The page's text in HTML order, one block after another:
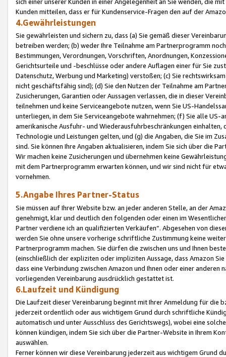
Kunden mitteilen, dass er für Kundenservice-Fragen den auf der
4.Gewährleistungen
Sie gewährleisten und sichern zu, dass (a) Sie gemäß dieser
betreiben werden; (b) weder Ihre Teilnahme am Partnerprogramm
Bestimmungen, Verordnungen, Vorschriften, Anordnungen,
Gerichtsurteile und -beschlüsse oder andere Auflagen einer für Sie
Datenschutz, Werbung und Marketing) verstoßen; (c) Sie
nicht geschäftsfähig sind); (d) Sie den Nutzen der Teilnahme am
Zusicherungen, Garantien oder Aussagen verlassen, die in dieser
teilnehmen und keine Serviceangebote nutzen, wenn Sie US-
unterliegen, in dem Sie Serviceangebote wahrnehmen; (f) Sie alle
amerikanische Ausfuhr- und Wiederausfuhrbeschränkungen
Technologie und Leistungen gelten, und (g) die Angaben, die Sie im
sind. Sie können Ihre Angaben aktualisieren, indem Sie sich über die
Wir machen keine Zusicherungen und übernehmen keine
mit dem Partnerprogramm erwarten können, und wir sind nicht für
vornehmen.
5.Angabe Ihres Partner-Status
Sie müssen auf Ihrer Website bzw. an jeder anderen Stelle, an der
genehmigt, klar und deutlich den folgenden oder einen im
Partner verdiene ich an qualifizierten Verkäufen“. Abgesehen von
werden Sie ohne unsere vorherige schriftliche Zustimmung keine
Partnerprogramm machen. Sie dürfen die zwischen uns und Ihnen
(einschließlich der expliziten oder impliziten Aussage, dass Amazon
dass eine Verbindung zwischen Amazon und Ihnen oder einer
vorliegenden Vereinbarung ausdrücklich gestattet ist.
6.Laufzeit und Kündigung
Die Laufzeit dieser Vereinbarung beginnt mit Ihrer Anmeldung für die
jederzeit ordentlich oder aus wichtigem Grund durch schriftliche
automatisch und unter Ausschluss des Gerichtswegs), wobei eine
können kündigen, indem Sie sich über die Partner-Website in Ihrem
auswählen.
Ferner können wir diese Vereinbarung jederzeit aus wichtigem Grund